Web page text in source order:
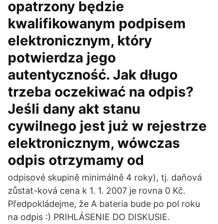
opatrzony będzie
kwalifikowanym podpisem
elektronicznym, który
potwierdza jego
autentyczność. Jak długo
trzeba oczekiwać na odpis?
Jeśli dany akt stanu
cywilnego jest już w rejestrze
elektronicznym, wówczas
odpis otrzymamy od
odpisové skupině minimálně 4 roky), tj. daňová
zůstat-ková cena k 1. 1. 2007 je rovna 0 Kč.
Předpokládejme, že A bateria bude po pol roku
na odpis :) PRIHLÁSENIE DO DISKUSIE.